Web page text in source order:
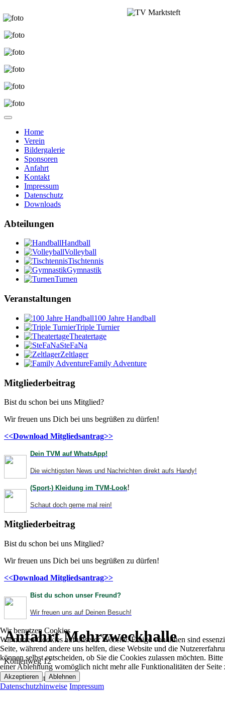
Home
Verein
Bildergalerie
Sponsoren
Anfahrt
Kontakt
Impressum
Datenschutz
Downloads
Abteilungen
Handball
Volleyball
Tischtennis
Gymnastik
Turnen
Veranstaltungen
100 Jahre Handball
Triple Turnier
Theatertage
SteFaNa
Zeltlager
Family Adventure
Mitgliederbeitrag
Bist du schon bei uns Mitglied?
Wir freuen uns Dich bei uns begrüßen zu dürfen!
<<Download Mitgliedsantrag>>
Dein TVM auf WhatsApp!
Die wichtigsten News und Nachrichten direkt aufs Handy!
(Sport-) Kleidung im TVM-Look!
Schaut doch gerne mal rein!
Mitgliederbeitrag
Bist du schon bei uns Mitglied?
Wir freuen uns Dich bei uns begrüßen zu dürfen!
<<Download Mitgliedsantrag>>
Bist du schon unser Freund?
Wir freuen uns auf Deinen Besuch!
Anfahrt Mehrzweckhalle
Köhlenweg 12
97342 Marktsteft
Wir benutzen Cookies
Wir nutzen Cookies auf unserer Website. Einige von ihnen sind
Seite, während andere uns helfen, diese Website und die
können selbst entscheiden, ob Sie die Cookies zulassen möchten. Bitte
einer Ablehnung womöglich nicht mehr alle Funktionalitäten der Seite
Akzeptieren Ablehnen
Datenschutzhinweise Impressum